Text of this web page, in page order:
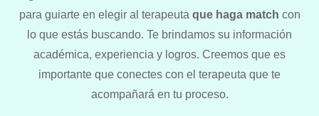
para guiarte en elegir al terapeuta que haga match con
lo que estás buscando. Te brindamos su información
académica, experiencia y logros. Creemos que es
importante que conectes con el terapeuta que te
acompañará en tu proceso.